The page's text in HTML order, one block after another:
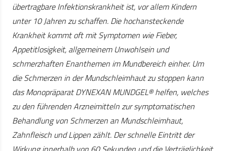
übertragbare Infektionskrankheit ist, vor allem Kindern
unter 10 Jahren zu schaffen. Die hochansteckende
Krankheit kommt oft mit Symptomen wie Fieber,
Appetitlosigkeit, allgemeinem Unwohlsein und
schmerzhaften Enanthemen im Mundbereich einher. Um
die Schmerzen in der Mundschleimhaut zu stoppen kann
das Monopräparat DYNEXAN MUNDGEL® helfen, welches
zu den führenden Arzneimitteln zur symptomatischen
Behandlung von Schmerzen an Mundschleimhaut,
Zahnfleisch und Lippen zählt. Der schnelle Eintritt der